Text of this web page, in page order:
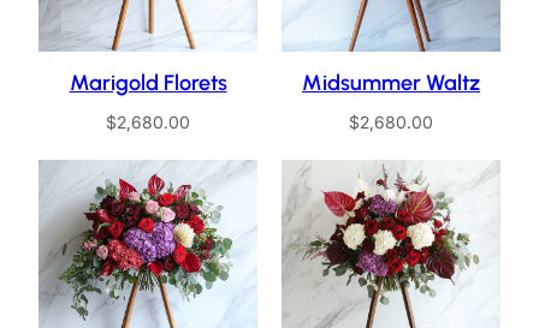
Marigold Florets
$2,680.00
Midsummer Waltz
$2,680.00